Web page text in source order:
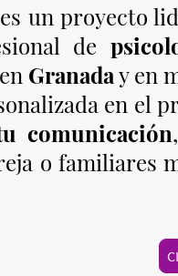
es un proyecto
de
Granaday en
en el
comunicación
o familiares